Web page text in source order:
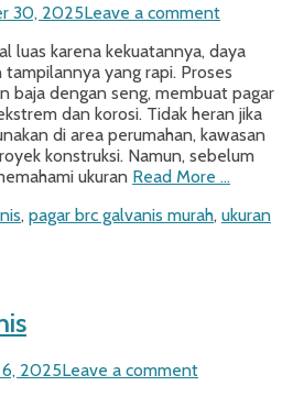
30, 2025Leave a comment
luas karena kekuatannya, daya
yang rapi. Proses
baja dengan seng, membuat pagar
dan korosi. Tidak heran jika
di area perumahan, kawasan
konstruksi. Namun, sebelum
ukuran Read More …
, pagar brc galvanis murah, ukuran
2025Leave a comment